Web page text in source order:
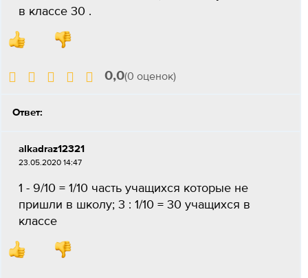
в классе 30 .
0,0(0 оценок)
Ответ:
alkadraz12321
23.05.2020 14:47
1 - 9/10 = 1/10 часть учащихся которые не
пришли в школу; 3 : 1/10 = 30 учащихся в
классе